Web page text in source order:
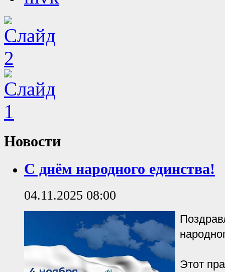
Новости
С днём народного единства!
04.11.2025 08:00
Этот